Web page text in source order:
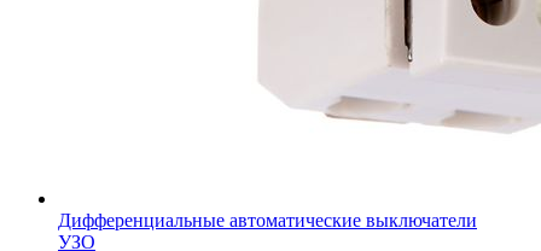
Дифференциальные автоматические выключатели
УЗО